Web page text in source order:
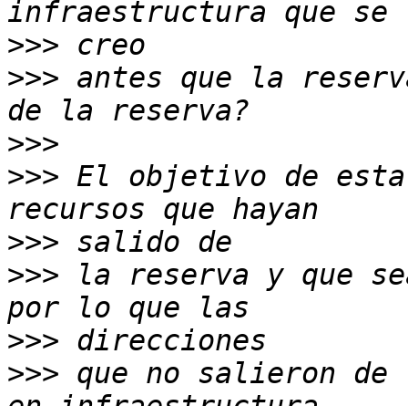
>>>
>>> antes que la
>>>
>>> El objetivo de esta
>>>
>>> la reserva y que
>>>
>>> que no salieron de